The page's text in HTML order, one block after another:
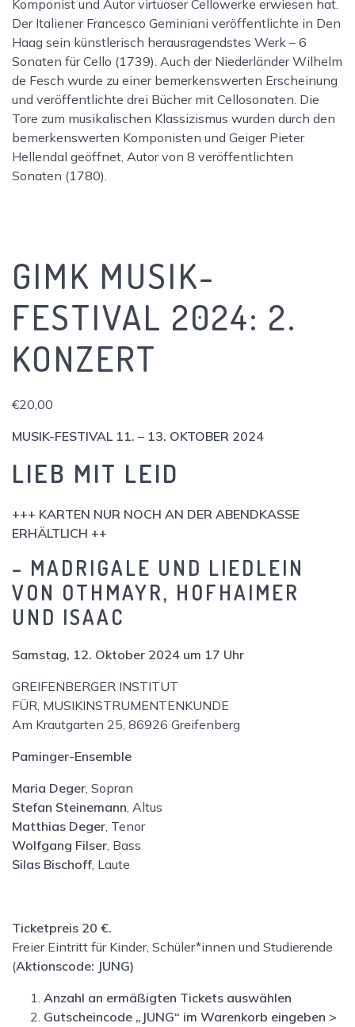
Komponist und Autor virtuoser Cellowerke erwiesen hat.
Der Italiener Francesco Geminiani veröffentlichte in Den
Haag sein künstlerisch herausragendstes Werk – 6
Sonaten für Cello (1739). Auch der Niederländer Wilhelm
de Fesch wurde zu einer bemerkenswerten Erscheinung
und veröffentlichte drei Bücher mit Cellosonaten. Die
Tore zum musikalischen Klassizismus wurden durch den
bemerkenswerten Komponisten und Geiger Pieter
Hellendal geöffnet, Autor von 8 veröffentlichten
Sonaten (1780).
GIMK MUSIK-
FESTIVAL 2024: 2.
KONZERT
€20,00
MUSIK-FESTIVAL 11. – 13. OKTOBER 2024
LIEB MIT LEID
+++ KARTEN NUR NOCH AN DER ABENDKASSE
ERHÄLTLICH ++
– MADRIGALE UND LIEDLEIN
VON OTHMAYR, HOFHAIMER
UND ISAAC
Samstag, 12. Oktober 2024 um 17 Uhr
GREIFENBERGER INSTITUT
FÜR, MUSIKINSTRUMENTENKUNDE
Am Krautgarten 25, 86926 Greifenberg
Paminger-Ensemble
Maria Deger, Sopran
Stefan Steinemann, Altus
Matthias Deger, Tenor
Wolfgang Filser, Bass
Silas Bischoff, Laute
Ticketpreis 20 €.
Freier Eintritt für Kinder, Schüler*innen und Studierende
(Aktionscode: JUNG)
Anzahl an ermäßigten Tickets auswählen
Gutscheincode „JUNG“ im Warenkorb eingeben >